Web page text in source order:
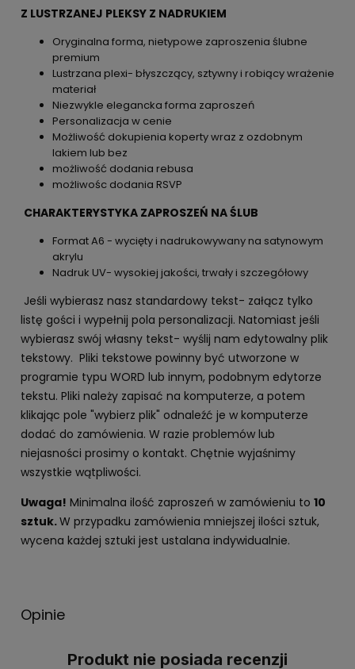
Z LUSTRZANEJ PLEKSY Z NADRUKIEM
Oryginalna forma, nietypowe zaproszenia ślubne
premium
Lustrzana plexi- błyszczący, sztywny i robiący wrażenie
materiał
Niezwykle elegancka forma zaproszeń
Personalizacja w cenie
Możliwość dokupienia koperty wraz z ozdobnym
lakiem lub bez
możliwość dodania rebusa
możliwośc dodania RSVP
CHARAKTERYSTYKA ZAPROSZEŃ NA ŚLUB
Format A6 - wycięty i nadrukowywany na satynowym
akrylu
Nadruk UV- wysokiej jakości, trwały i szczegółowy
Jeśli wybierasz nasz standardowy tekst- załącz tylko
listę gości i wypełnij pola personalizacji. Natomiast jeśli
wybierasz swój własny tekst- wyślij nam edytowalny plik
tekstowy. Pliki tekstowe powinny być utworzone w
programie typu WORD lub innym, podobnym edytorze
tekstu. Pliki należy zapisać na komputerze, a potem
klikając pole "wybierz plik" odnaleźć je w komputerze
dodać do zamówienia. W razie problemów lub
niejasności prosimy o kontakt. Chętnie wyjaśnimy
wszystkie wątpliwości.
Uwaga! Minimalna ilość zaproszeń w zamówieniu to 10
sztuk.W przypadku zamówienia mniejszej ilości sztuk,
wycena każdej sztuki jest ustalana indywidualnie.
Opinie
Produkt nie posiada recenzji